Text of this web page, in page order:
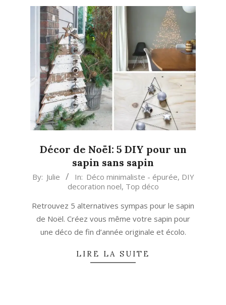
Décor de Noël: 5 DIY pour un
sapin sans sapin
2018-
20
By: Julie In: Déco minimaliste - épurée, DIY
decoration noel, Top déco
Retrouvez 5 alternatives sympas pour le sapin
de Noël. Créez vous même votre sapin pour
une déco de fin d’année originale et écolo.
LIRE LA SUITE